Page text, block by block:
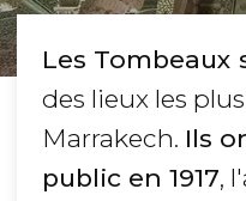
Les Tombeaux
des lieux les
Marrakech. Ils
public en 1917,